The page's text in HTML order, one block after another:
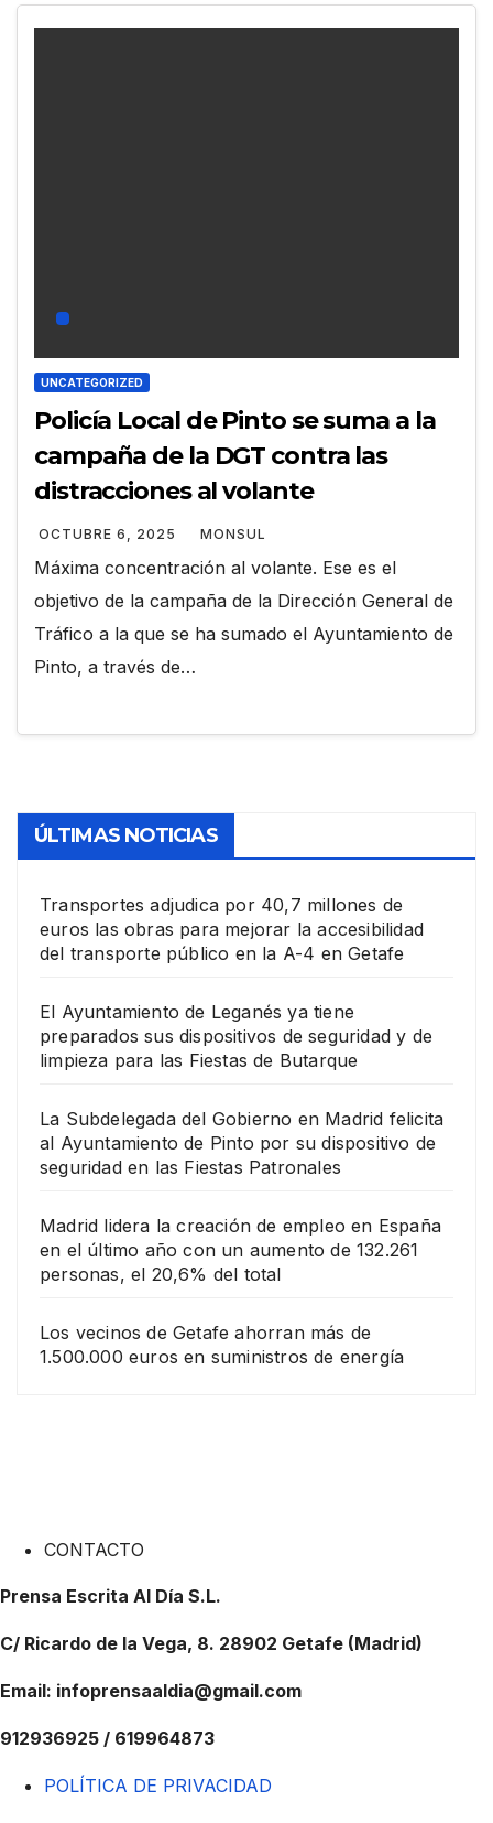
UNCATEGORIZED
Policía Local de Pinto se suma a la
campaña de la DGT contra las
distracciones al volante
OCTUBRE 6, 2025 MONSUL
Máxima concentración al volante. Ese es el
objetivo de la campaña de la Dirección General de
Tráfico a la que se ha sumado el Ayuntamiento de
Pinto, a través de…
ÚLTIMAS NOTICIAS
Transportes adjudica por 40,7 millones de
euros las obras para mejorar la accesibilidad
del transporte público en la A-4 en Getafe
El Ayuntamiento de Leganés ya tiene
preparados sus dispositivos de seguridad y de
limpieza para las Fiestas de Butarque
La Subdelegada del Gobierno en Madrid felicita
al Ayuntamiento de Pinto por su dispositivo de
seguridad en las Fiestas Patronales
Madrid lidera la creación de empleo en España
en el último año con un aumento de 132.261
personas, el 20,6% del total
Los vecinos de Getafe ahorran más de
1.500.000 euros en suministros de energía
CONTACTO
Prensa Escrita Al Día S.L.
C/ Ricardo de la Vega, 8. 28902 Getafe (Madrid)
Email: infoprensaaldia@gmail.com
912936925 / 619964873
POLÍTICA DE PRIVACIDAD